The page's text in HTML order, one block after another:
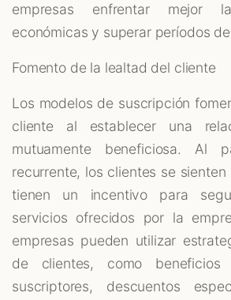
empresas enfrentar mejor
económicas y superar períodos
Fomento de la lealtad del cliente
Los modelos de suscripción
cliente al establecer una
mutuamente beneficiosa. Al
recurrente, los clientes se
tienen un incentivo para
servicios ofrecidos por la
empresas pueden utilizar
de clientes, como beneficios
suscriptores, descuentos